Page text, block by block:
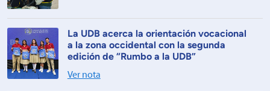
La UDB acerca la orientación vocacional
a la zona occidental con la segunda
edición de “Rumbo a la UDB”
Ver nota